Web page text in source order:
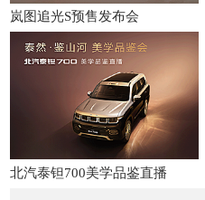
岚图追光S预售发布会
北汽泰钽700美学品鉴直播